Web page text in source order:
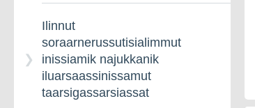
INImi inissarsiortunut
paasissutissat
Illuliortarnernut
aningaasalersuisarneq
pillugu taarsigassarsineq
Ilinnut
soraarnerussutisialimmut
inissiamik najukkanik
iluarsaassinissamut
taarsigassarsiassat